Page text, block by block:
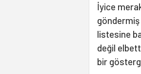
İyice
listesine
değil
bir